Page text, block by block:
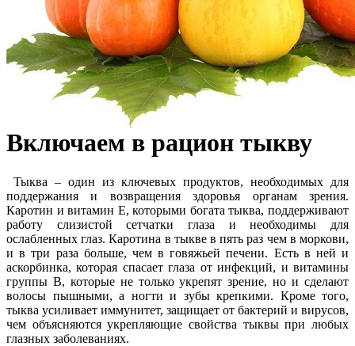
Включаем в рацион тыкву
Тыква – один из ключевых продуктов, необходимых для
поддержания и возвращения здоровья органам зрения.
Каротин и витамин Е, которыми богата тыква, поддерживают
работу слизистой сетчатки глаза и необходимы для
ослабленных глаз. Каротина в тыкве в пять раз чем в моркови,
и в три раза больше, чем в говяжьей печени. Есть в ней и
аскорбинка, которая спасает глаза от инфекций, и витамины
группы В, которые не только укрепят зрение, но и сделают
волосы пышными, а ногти и зубы крепкими. Кроме того,
тыква усиливает иммунитет, защищает от бактерий и вирусов,
чем объясняются укрепляющие свойства тыквы при любых
глазных заболеваниях.